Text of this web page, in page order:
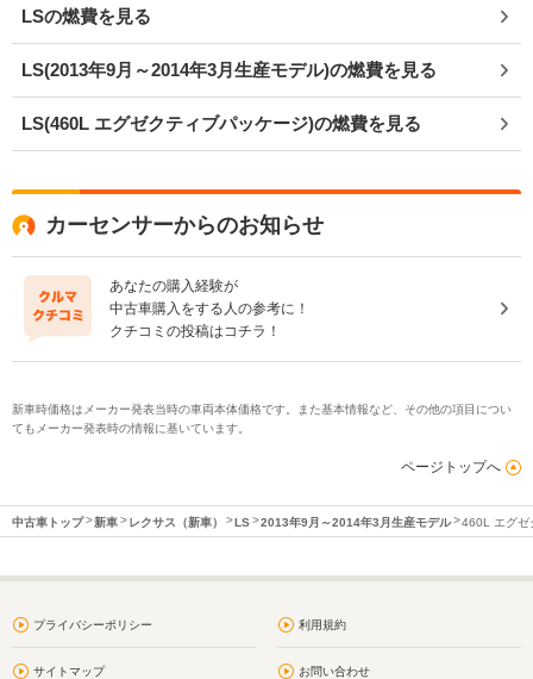
LSの燃費を見る
LS(2013年9月～2014年3月生産モデル)の燃費を見る
LS(460L エグゼクティブパッケージ)の燃費を見る
カーセンサーからのお知らせ
あなたの購入経験が
中古車購入をする人の参考に！
クチコミの投稿はコチラ！
新車時価格はメーカー発表当時の車両本体価格です。また基本情報など、その他の項目につい
てもメーカー発表時の情報に基いています。
ページトップへ
中古車トップ 新車 レクサス（新車） LS 2013年9月～2014年3月生産モデル 460L エグゼ
プライバシーポリシー 利用規約
サイトマップ お問い合わせ